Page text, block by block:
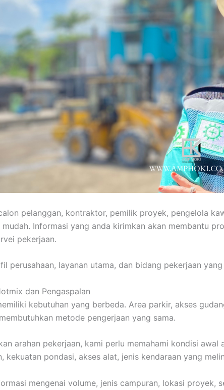
pelanggan, kontraktor, pemilik proyek, pengelola
Informasi yang anda kirimkan akan membantu
pekerjaan.
perusahaan, layanan utama, dan bidang pekerjaan
dan Pengaspalan
kebutuhan yang berbeda. Area parkir, akses
metode pengerjaan yang sama.
arahan pekerjaan, kami perlu memahami kondisi
kekuatan pondasi, akses alat, jenis kendaraan yang
mengenai volume, jenis campuran, lokasi